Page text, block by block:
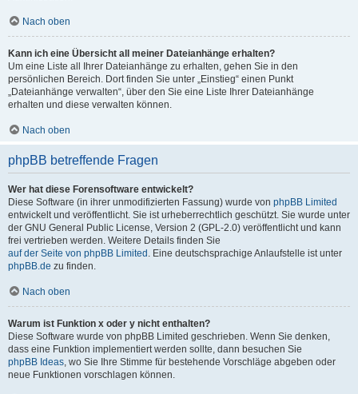
Nach oben
Kann ich eine Übersicht all meiner Dateianhänge erhalten?
Um eine Liste all Ihrer Dateianhänge zu erhalten, gehen Sie in den
persönlichen Bereich. Dort finden Sie unter „Einstieg“ einen Punkt
„Dateianhänge verwalten“, über den Sie eine Liste Ihrer Dateianhänge
erhalten und diese verwalten können.
Nach oben
phpBB betreffende Fragen
Wer hat diese Forensoftware entwickelt?
Diese Software (in ihrer unmodifizierten Fassung) wurde von phpBB Limited
entwickelt und veröffentlicht. Sie ist urheberrechtlich geschützt. Sie wurde unter
der GNU General Public License, Version 2 (GPL-2.0) veröffentlicht und kann
frei vertrieben werden. Weitere Details finden Sie
auf der Seite von phpBB Limited . Eine deutschsprachige Anlaufstelle ist unter
phpBB.de zu finden.
Nach oben
Warum ist Funktion x oder y nicht enthalten?
Diese Software wurde von phpBB Limited geschrieben. Wenn Sie denken,
dass eine Funktion implementiert werden sollte, dann besuchen Sie
phpBB Ideas, wo Sie Ihre Stimme für bestehende Vorschläge abgeben oder
neue Funktionen vorschlagen können.